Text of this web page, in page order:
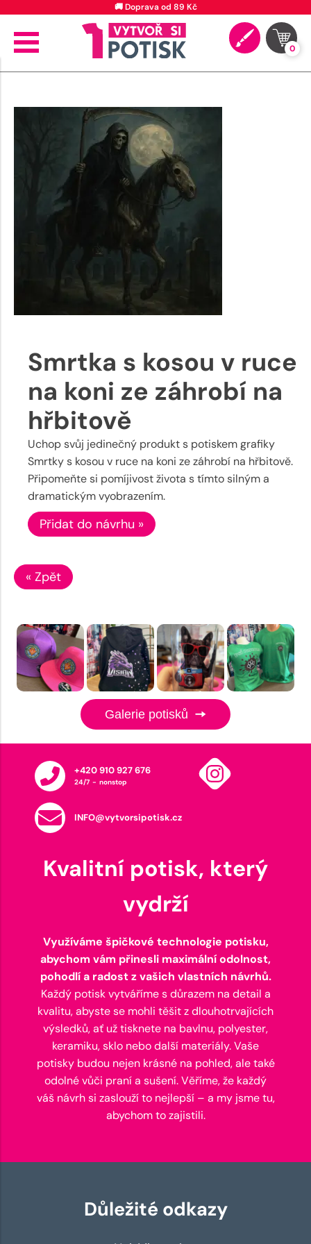
🚚 Doprava od 89 Kč
0
Smrtka s kosou v ruce
na koni ze záhrobí na
hřbitově
Uchop svůj jedinečný produkt s potiskem grafiky
Smrtky s kosou v ruce na koni ze záhrobí na hřbitově.
Připomeňte si pomíjivost života s tímto silným a
dramatickým vyobrazením.
Přidat do návrhu »
« Zpět
Galerie potisků
+420 910 927 676
24/7 - nonstop
INFO@vytvorsipotisk.cz
Kvalitní potisk, který
vydrží
Využíváme špičkové technologie potisku,
abychom vám přinesli maximální odolnost,
pohodlí a radost z vašich vlastních návrhů.
Každý potisk vytváříme s důrazem na detail a
kvalitu, abyste se mohli těšit z dlouhotrvajících
výsledků, ať už tisknete na bavlnu, polyester,
keramiku, sklo nebo další materiály. Vaše
potisky budou nejen krásné na pohled, ale také
odolné vůči praní a sušení. Věříme, že každý
váš návrh si zaslouží to nejlepší – a my jsme tu,
abychom to zajistili.
Důležité odkazy